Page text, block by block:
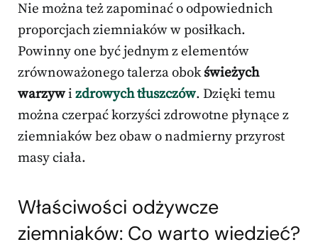
Nie można też zapominać o odpowiednich
proporcjach ziemniaków w posiłkach.
Powinny one być jednym z elementów
zrównoważonego talerza obokświeżych
warzywi zdrowych tłuszczów. Dzięki temu
można czerpać korzyści zdrowotne płynące z
ziemniaków bez obaw o nadmierny przyrost
masy ciała.
Właściwości odżywcze
ziemniaków: Co warto wiedzieć?